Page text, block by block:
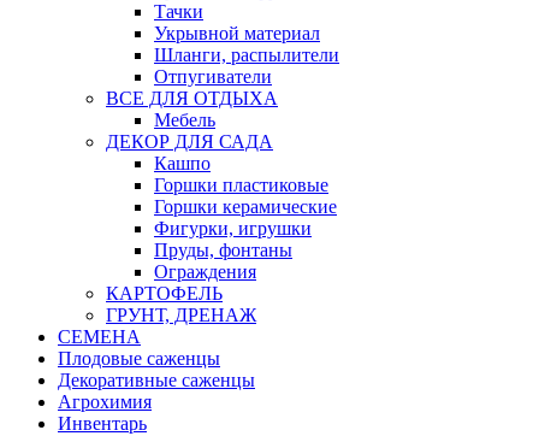
Тачки
Укрывной материал
Шланги, распылители
Отпугиватели
ВСЕ ДЛЯ ОТДЫХА
Мебель
ДЕКОР ДЛЯ САДА
Кашпо
Горшки пластиковые
Горшки керамические
Фигурки, игрушки
Пруды, фонтаны
Ограждения
КАРТОФЕЛЬ
ГРУНТ, ДРЕНАЖ
СЕМЕНА
Плодовые саженцы
Декоративные саженцы
Агрохимия
Инвентарь